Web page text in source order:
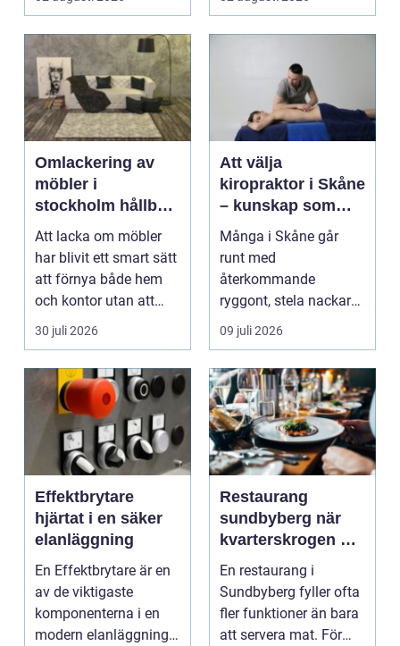
och ...
Omlackering av
möbler i
stockholm hållbar
förvandling av
hem och kontor
Att lacka om möbler
har blivit ett smart sätt
att förnya både hem
och kontor utan att
köpa nytt. Mån...
30 juli 2026
Att välja
kiropraktor i Skåne
– kunskap som
hjälper dig att ta
rätt beslut
Många i Skåne går
runt med
återkommande
ryggont, stela nackar
eller diffusa ...
09 juli 2026
Effektbrytare
hjärtat i en säker
elanläggning
En Effektbrytare är en
av de viktigaste
komponenterna i en
modern elanläggning.
Restaurang
sundbyberg när
kvarterskrogen blir
vardagsrum
En restaurang i
Sundbyberg fyller ofta
fler funktioner än bara
att servera mat. För